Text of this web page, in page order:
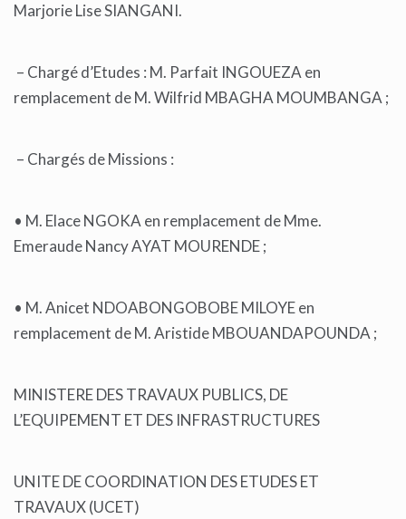
Marjorie Lise SIANGANI.
– Chargé d’Etudes : M. Parfait INGOUEZA en
remplacement de M. Wilfrid MBAGHA MOUMBANGA ;
– Chargés de Missions :
• M. Elace NGOKA en remplacement de Mme.
Emeraude Nancy AYAT MOURENDE ;
• M. Anicet NDOABONGOBOBE MILOYE en
remplacement de M. Aristide MBOUANDAPOUNDA ;
MINISTERE DES TRAVAUX PUBLICS, DE
L’EQUIPEMENT ET DES INFRASTRUCTURES
UNITE DE COORDINATION DES ETUDES ET
TRAVAUX (UCET)